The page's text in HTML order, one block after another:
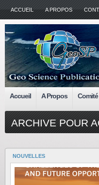
ACCUEIL A PROPOS
Accueil A Propos
ARCHIVE POUR
NOUVELLES